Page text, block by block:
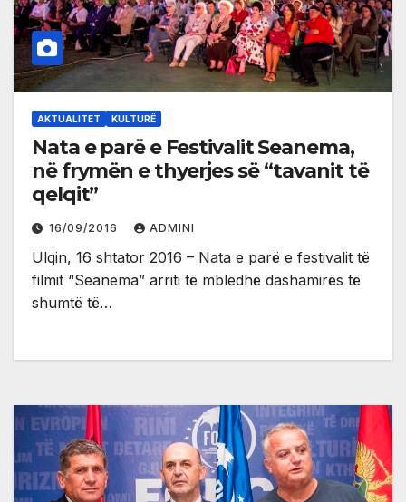
AKTUALITET KULTURË
Nata e parë e Festivalit Seanema,
në frymën e thyerjes së “tavanit të
qelqit”
16/09/2016 ADMINI
Ulqin, 16 shtator 2016 – Nata e parë e festivalit të
filmit “Seanema” arriti të mbledhë dashamirës të
shumtë të…